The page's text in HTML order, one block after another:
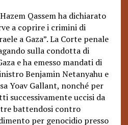
Qassem ha dichiarato
a coprire i crimini di
a Gaza”. La Corte penale
sulla condotta di
e ha emesso mandati di
Benjamin Netanyahu e
Yoav Gallant, nonché per
successivamente uccisi da
battendosi contro
per genocidio presso